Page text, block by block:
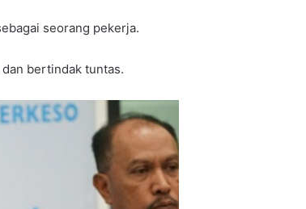
seorang pekerja.
bertindak tuntas.